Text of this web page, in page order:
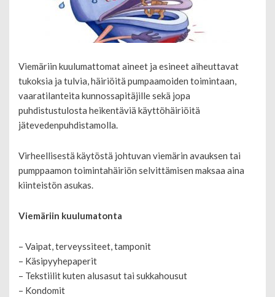
Viemäriin kuulumattomat aineet ja esineet aiheuttavat
tukoksia ja tulvia, häiriöitä pumpaamoiden toimintaan,
vaaratilanteita kunnossapitäjille sekä jopa
puhdistustulosta heikentäviä käyttöhäiriöitä
jätevedenpuhdistamolla.
Virheellisestä käytöstä johtuvan viemärin avauksen tai
pumppaamon toimintahäiriön selvittämisen maksaa aina
kiinteistön asukas.
Viemäriin kuulumatonta
– Vaipat, terveyssiteet, tamponit
– Käsipyyhepaperit
– Tekstiilit kuten alusasut tai sukkahousut
– Kondomit